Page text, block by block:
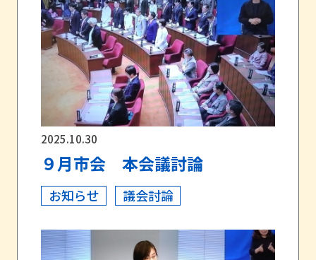
2025.10.30
９月市会 本会議討論
お知らせ 議会討論